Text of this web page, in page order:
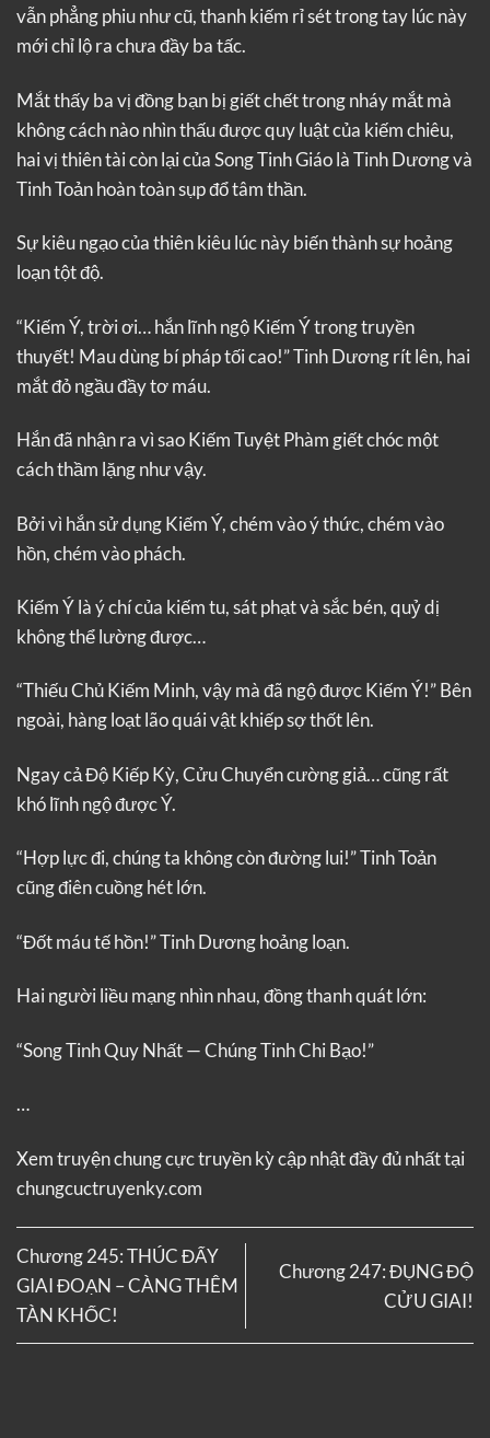
vẫn phẳng phiu như cũ, thanh kiếm rỉ sét trong tay lúc này
mới chỉ lộ ra chưa đầy ba tấc.
Mắt thấy ba vị đồng bạn bị giết chết trong nháy mắt mà
không cách nào nhìn thấu được quy luật của kiếm chiêu,
hai vị thiên tài còn lại của Song Tinh Giáo là Tinh Dương và
Tinh Toản hoàn toàn sụp đổ tâm thần.
Sự kiêu ngạo của thiên kiêu lúc này biến thành sự hoảng
loạn tột độ.
“Kiếm Ý, trời ơi… hắn lĩnh ngộ Kiếm Ý trong truyền
thuyết! Mau dùng bí pháp tối cao!” Tinh Dương rít lên, hai
mắt đỏ ngầu đầy tơ máu.
Hắn đã nhận ra vì sao Kiếm Tuyệt Phàm giết chóc một
cách thầm lặng như vậy.
Bởi vì hắn sử dụng Kiếm Ý, chém vào ý thức, chém vào
hồn, chém vào phách.
Kiếm Ý là ý chí của kiếm tu, sát phạt và sắc bén, quỷ dị
không thể lường được…
“Thiếu Chủ Kiếm Minh, vậy mà đã ngộ được Kiếm Ý!” Bên
ngoài, hàng loạt lão quái vật khiếp sợ thốt lên.
Ngay cả Độ Kiếp Kỳ, Cửu Chuyển cường giả… cũng rất
khó lĩnh ngộ được Ý.
“Hợp lực đi, chúng ta không còn đường lui!” Tinh Toản
cũng điên cuồng hét lớn.
“Đốt máu tế hồn!” Tinh Dương hoảng loạn.
Hai người liều mạng nhìn nhau, đồng thanh quát lớn:
“Song Tinh Quy Nhất — Chúng Tinh Chi Bạo!”
…
Xem truyệnchung cực truyền kỳcập nhật đầy đủ nhất tại
chungcuctruyenky.com
Chương 245: THÚC ĐẨY
GIAI ĐOẠN – CÀNG THÊM
TÀN KHỐC!
Chương 247: ĐỤNG ĐỘ
CỬU GIAI!